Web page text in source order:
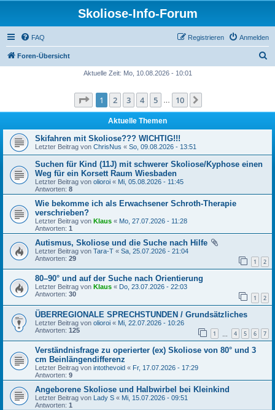
Skoliose-Info-Forum
FAQ Anmelden
Registrieren
Foren-Übersicht
e
Aktuelle Zeit: Mo, 10.08.2026 - 10:01
Seite 1von 10
1 2 3 4 5 10
Aktuelle Themen
Skifahren mit Skoliose??? WICHTIG!!!
Letzter Beitrag von ChrisNus « So, 09.08.2026 - 13:51
Suchen für Kind (11J) mit schwerer Skoliose/Kyphose einen
Weg für ein Korsett Raum Wiesbaden
Letzter Beitrag von olioroi « Mi, 05.08.2026 - 11:45
Antworten: 8
Wie bekomme ich als Erwachsener Schroth-Therapie
verschrieben?
Letzter Beitrag von Klaus « Mo, 27.07.2026 - 11:28
Antworten: 1
Autismus, Skoliose und die Suche nach Hilfe
Letzter Beitrag von Tara-T « Sa, 25.07.2026 - 21:04
Antworten: 29 1 2
80–90° und auf der Suche nach Orientierung
Letzter Beitrag von Klaus « Do, 23.07.2026 - 22:03
Antworten: 30 1 2
ÜBERREGIONALE SPRECHSTUNDEN / Grundsätzliches
Letzter Beitrag von olioroi « Mi, 22.07.2026 - 10:26
Antworten: 125 1 4 5 6 7
Verständnisfrage zu operierter (ex) Skoliose von 80° und 3
cm Beinlängendifferenz
Letzter Beitrag von intothevoid « Fr, 17.07.2026 - 17:29
Antworten: 9
Angeborene Skoliose und Halbwirbel bei Kleinkind
Letzter Beitrag von Lady S « Mi, 15.07.2026 - 09:51
Antworten: 1